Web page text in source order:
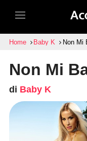
Home Baby K Non Mi
Non Mi
di Baby K